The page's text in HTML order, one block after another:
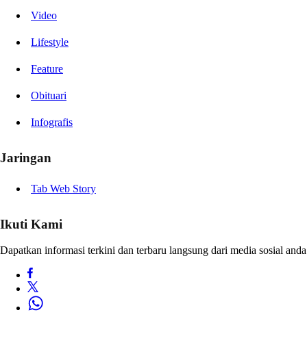
Video
Lifestyle
Feature
Obituari
Infografis
Jaringan
Tab Web Story
Ikuti Kami
Dapatkan informasi terkini dan terbaru langsung dari media sosial anda